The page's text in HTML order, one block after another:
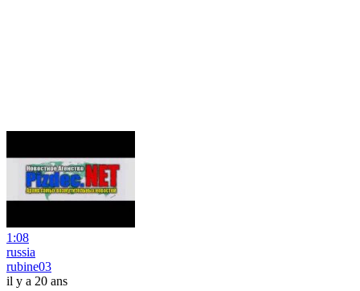
1:08
russia
rubine03
il y a 20 ans